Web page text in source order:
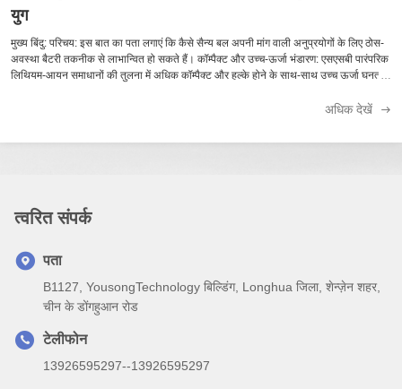
युग
मुख्य बिंदु: परिचय: इस बात का पता लगाएं कि कैसे सैन्य बल अपनी मांग वाली अनुप्रयोगों के लिए ठोस-
अवस्था बैटरी तकनीक से लाभान्वित हो सकते हैं। कॉम्पैक्ट और उच्च-ऊर्जा भंडारण: एसएसबी पारंपरिक
लिथियम-आयन समाधानों की तुलना में अधिक कॉम्पैक्ट और हल्के होने के साथ-साथ उच्च ऊर्जा घनत्व
अधिक देखें
त्वरित संपर्क
पता
B1127, YousongTechnology बिल्डिंग, Longhua जिला, शेन्ज़ेन शहर,
चीन के डोंगहुआन रोड
टेलीफोन
13926595297--13926595297